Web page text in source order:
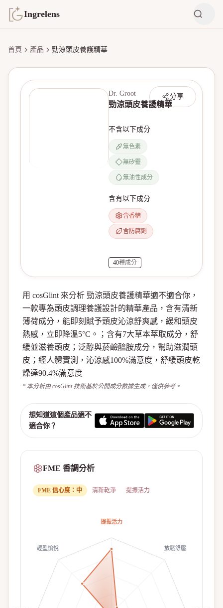
Ingrelens
首頁 產品 勁涼頭皮養護精華
分享
Dr. Groot
勁涼頭皮養護精華
不含以下成分
無色素
無矽靈
無油性成分
含有以下成分
含香精
含防腐劑
40種成分
用 cosGlint 來分析 勁涼頭皮養護精華適不適合你，
一款專為頭皮調理養護設計的精華產品，含有清新
薄荷成分，能即刻賦予頭皮沁涼舒爽感，緩和頭皮
熱感，立即降溫5°C。；含有7大草本萃取成分，舒
緩並滋養頭皮；泛醇與菸鹼醯胺成分，幫助滋潤頭
皮；經人體實測，沁涼感100%滿意度，舒緩頭皮乾
燥達90.4%滿意度
* 本分析由 cosGlint 技術基於公開成分數據生成，僅供參考。
想知道這個產品適不
適合你？
FME 香調分析
FME 信心度： 中 清新乾淨 提振活力
提振活力
放鬆舒壓
輕盈愉悅